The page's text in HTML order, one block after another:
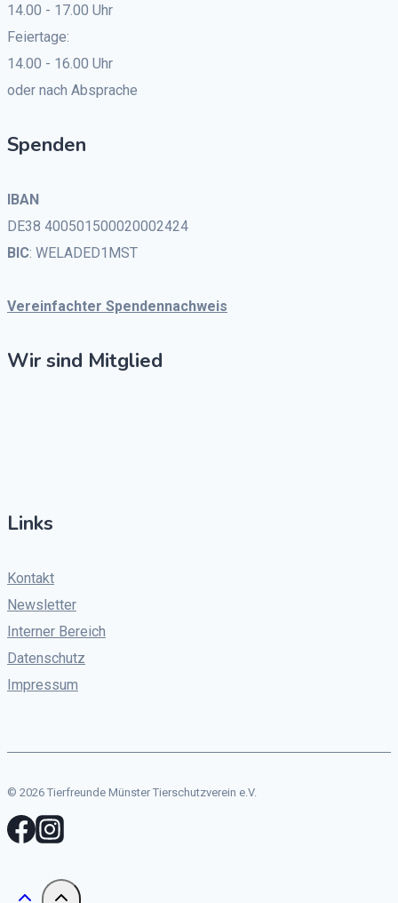
14.00 - 17.00 Uhr
Feiertage:
14.00 - 16.00 Uhr
oder nach Absprache
Spenden
IBAN
DE38 400501500020002424
BIC: WELADED1MST
Vereinfachter Spendennachweis
Wir sind Mitglied
Links
Kontakt
Newsletter
Interner Bereich
Datenschutz
Impressum
© 2026 Tierfreunde Münster Tierschutzverein e.V.